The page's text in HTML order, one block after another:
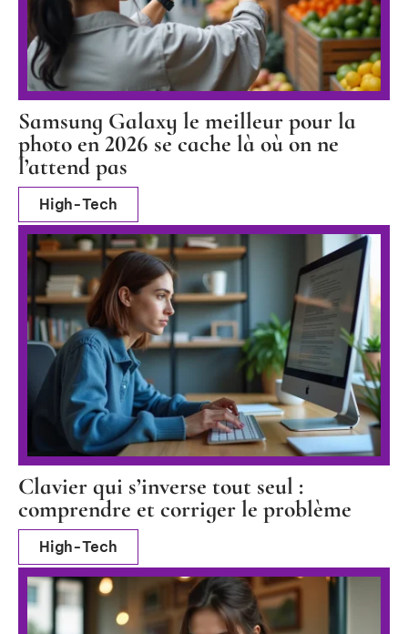
Samsung Galaxy le meilleur pour la
photo en 2026 se cache là où on ne
l’attend pas
High-Tech
Clavier qui s’inverse tout seul :
comprendre et corriger le problème
High-Tech